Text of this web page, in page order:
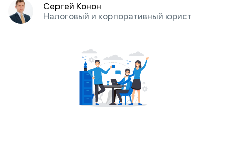
Сергей Конон
Налоговый и корпоративный юрист